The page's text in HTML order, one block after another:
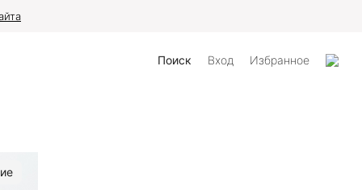
Поиск Вход Избранное